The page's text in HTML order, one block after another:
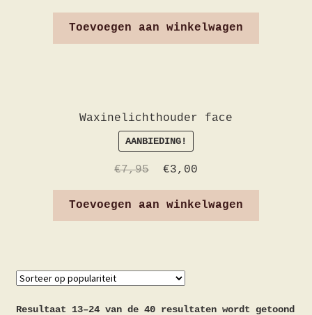
Toevoegen aan winkelwagen
Waxinelichthouder face
AANBIEDING!
€7,95 €3,00
Toevoegen aan winkelwagen
Resultaat 13–24 van de 40 resultaten wordt getoond